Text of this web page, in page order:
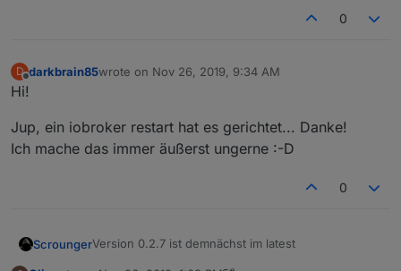
0
D
Offline
darkbrain85wrote on Nov 26, 2019, 9:34 AM
last edited by
Hi!
Jup, ein iobroker restart hat es gerichtet... Danke!
Ich mache das immer äußerst ungerne :-D
0
ScroungerVersion 0.2.7 ist demnächst im latest